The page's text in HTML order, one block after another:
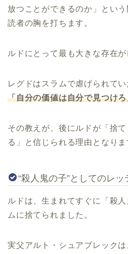
放つことができるのか」という
読者の胸を打ちます。
ルドにとって最も大きな存在が
レグドはスラムで虐げられてい
「自分の価値は自分で見つけ
その教えが、後にルドが「捨
る」と信じられる理由となりま
“殺人鬼の子”としてのレッ
ルドは、生まれてすぐに「殺
ムに捨てられました。
実父アルト・シュアブレック